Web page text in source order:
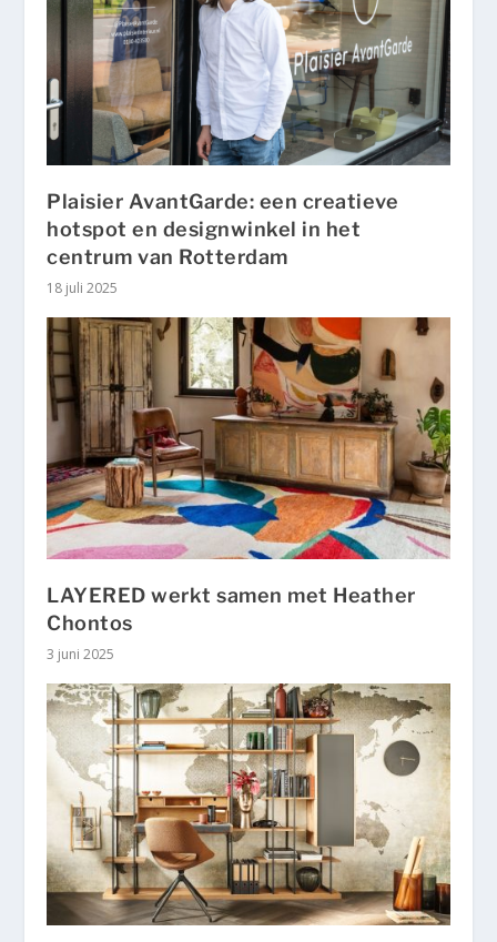
Plaisier AvantGarde: een creatieve
hotspot en designwinkel in het
centrum van Rotterdam
18 juli 2025
LAYERED werkt samen met Heather
Chontos
3 juni 2025